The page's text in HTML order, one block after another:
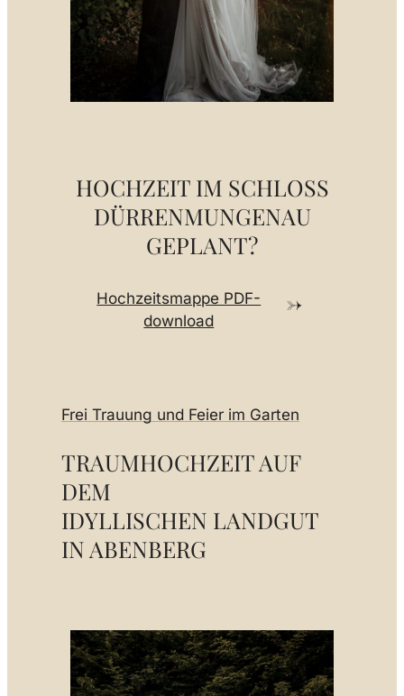
HOCHZEIT IM SCHLOSS
DÜRRENMUNGENAU
GEPLANT?
Hochzeitsmappe PDF-
download
Frei Trauung und Feier im Garten
TRAUMHOCHZEIT AUF
DEM
IDYLLISCHEN LANDGUT
IN ABENBERG